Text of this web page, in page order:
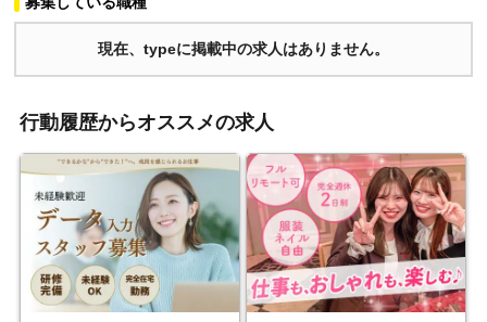
現在、typeに掲載中の求人はありません。
行動履歴からオススメの求人